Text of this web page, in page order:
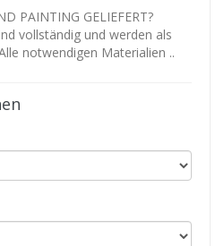
PAINTING GELIEFERT?
vollständig und werden als
notwendigen Materialien ..